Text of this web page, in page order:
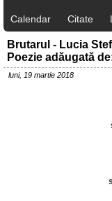
Calendar Citate
Brutarul - Lucia
Poezie adăugată
luni, 19 martie 2018